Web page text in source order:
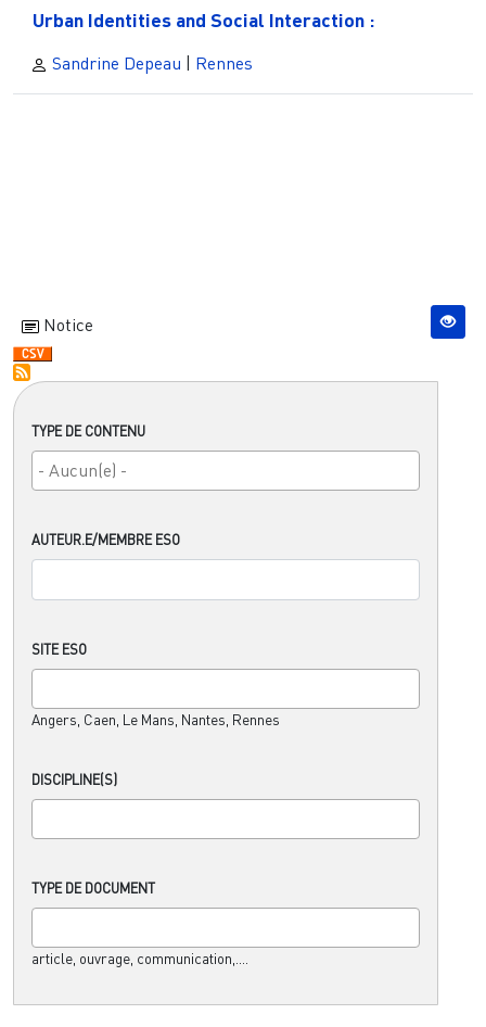
TYPE DE CONTENU
AUTEUR.E/MEMBRE ESO
SITE ESO
Angers, Caen, Le Mans, Nantes, Rennes
DISCIPLINE(S)
TYPE DE DOCUMENT
article, ouvrage, communication,....
Urban Identities and Social Interaction :
Sandrine Depeau | Rennes
Notice